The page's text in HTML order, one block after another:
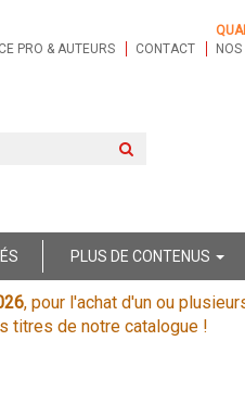
PRO & AUTEURS CONTACT
PLUS DE CONTENUS
, pour l'achat d'un ou
titres de notre catalogue !